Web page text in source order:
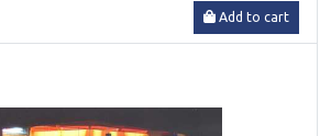
Add to cart